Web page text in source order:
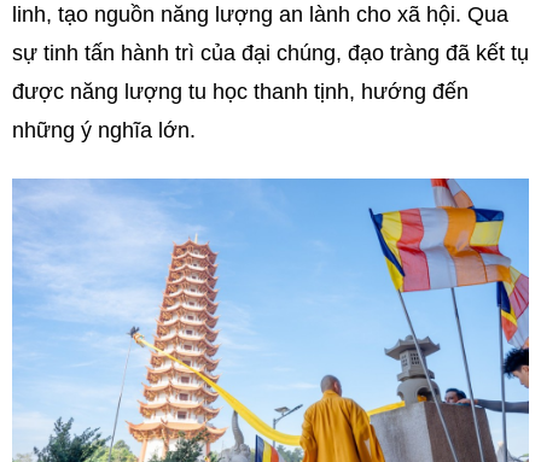
linh, tạo nguồn năng lượng an lành cho xã hội. Qua
sự tinh tấn hành trì của đại chúng, đạo tràng đã kết tụ
được năng lượng tu học thanh tịnh, hướng đến
những ý nghĩa lớn.